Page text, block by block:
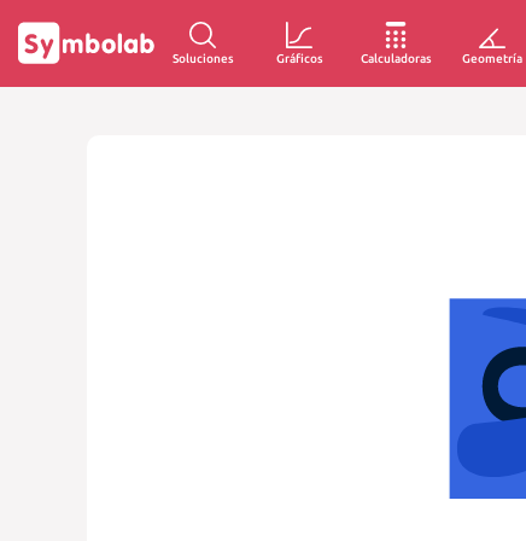
Soluciones Gráficos Calculadoras Geometría